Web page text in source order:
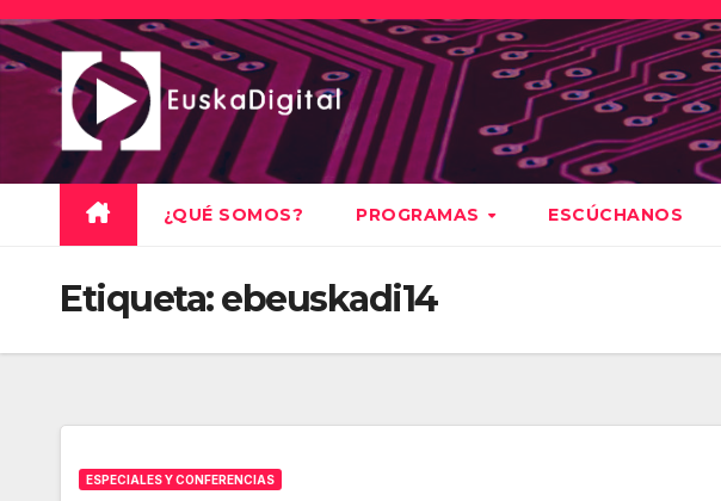
Saltar
al
contenido
¿QUÉ SOMOS? PROGRAMAS ESCÚCHANOS
Etiqueta:ebeuskadi14
ESPECIALES Y CONFERENCIAS